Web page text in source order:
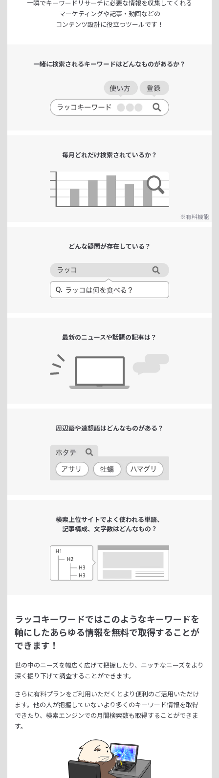
一瞬でキーワードリサーチに必要な情報を収集してくれる
マーケティングや記事・動画などの
コンテンツ設計に役立つツールです！
一緒に検索されるキーワードはどんなものがあるか？
毎月どれだけ検索されているか？
※有料機能
どんな疑問が存在している？
最新のニュースや話題の記事は？
周辺語や連想語はどんなものがある？
検索上位サイトでよく使われる単語、
記事構成、文字数はどんなもの？
ラッコキーワードではこのようなキーワードを
軸にしたあらゆる情報を無料で取得することが
できます！
世の中のニーズを幅広く広げて把握したり、 ニッチなニーズをより
深く掘り下げて調査することができます。
さらに有料プランをご利用いただくとより便利のご活用いただけ
ます。 他の人が把握していないより多くのキーワード情報を取得
できたり、 検索エンジンでの月間検索数も取得することができま
す。